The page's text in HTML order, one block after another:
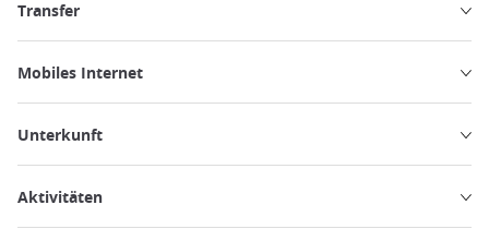
Transfer
Mobiles Internet
Unterkunft
Aktivitäten